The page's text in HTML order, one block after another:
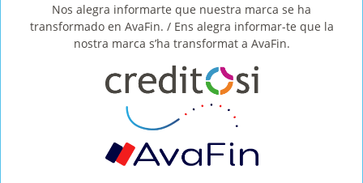
listas de morosidad, puedes obtener tu préstamo
online, rápido, sin explicaciones y sin contratar
productos adicionales.Para tus necesidades
crédito al consumocon Créditosí!
Artículo anterior
Siguiente artículo
Nos alegra informarte que nuestra marca se ha
transformado en AvaFin. / Ens alegra informar-te que la
nostra marca s’ha transformat a AvaFin.